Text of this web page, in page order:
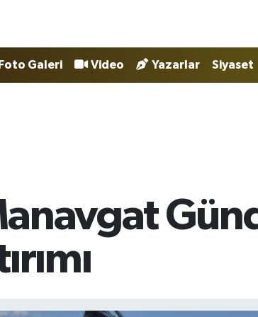
Foto Galeri Video Yazarlar Siyaset